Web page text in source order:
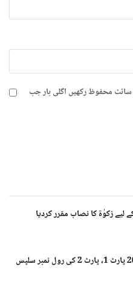
سائٹ محفوظ رکھیں اگلی بار جب
فیڈرل بورڈ میٹرک 2024 پارٹ 1، پارٹ 2 کی رول نمبر سلپس